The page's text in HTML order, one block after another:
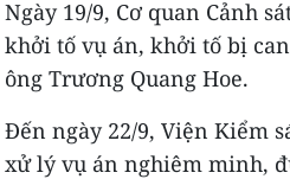
Ngày 19/9, Cơ quan Cảnh
khởi tố vụ án, khởi tố bị
ông Trương Quang Hoe.
Đến ngày 22/9, Viện Kiểm
xử lý vụ án nghiêm minh,